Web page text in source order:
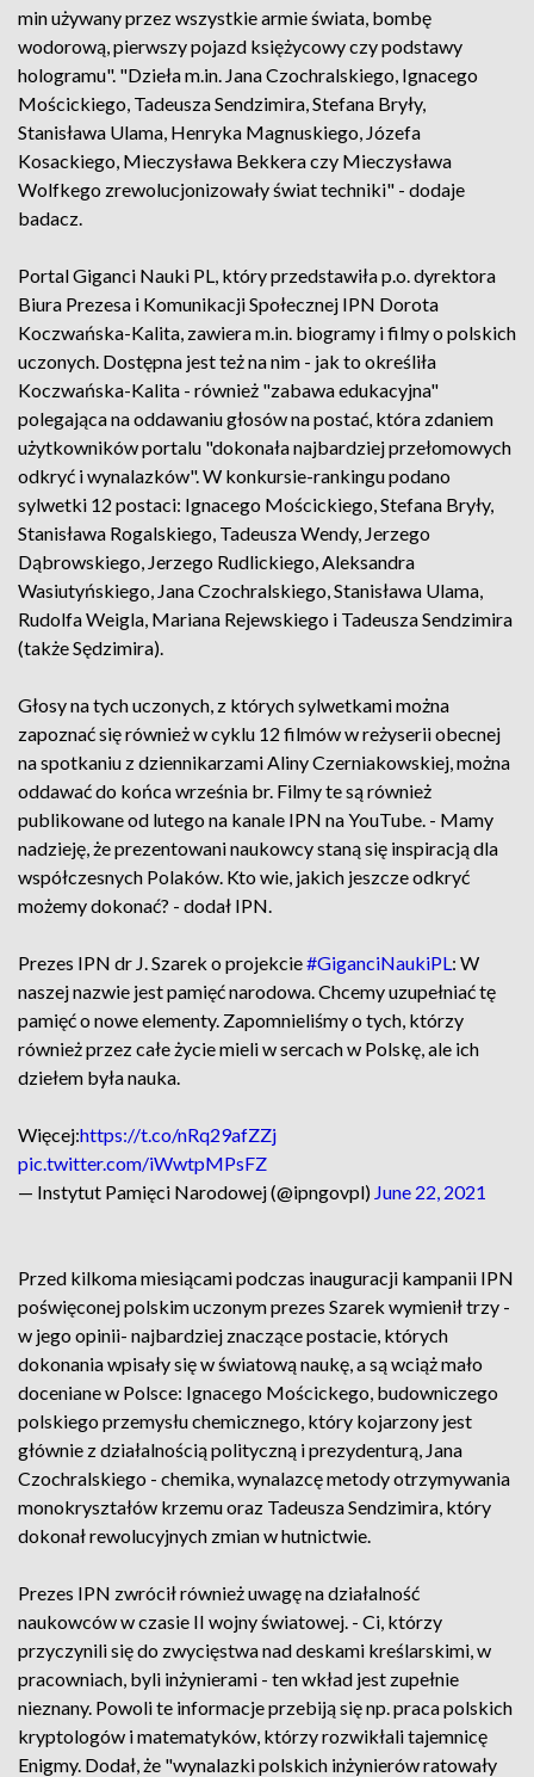
min używany przez wszystkie armie świata, bombę
wodorową, pierwszy pojazd księżycowy czy podstawy
hologramu". "Dzieła m.in. Jana Czochralskiego, Ignacego
Mościckiego, Tadeusza Sendzimira, Stefana Bryły,
Stanisława Ulama, Henryka Magnuskiego, Józefa
Kosackiego, Mieczysława Bekkera czy Mieczysława
Wolfkego zrewolucjonizowały świat techniki" - dodaje
badacz.
Portal Giganci Nauki PL, który przedstawiła p.o. dyrektora
Biura Prezesa i Komunikacji Społecznej IPN Dorota
Koczwańska-Kalita, zawiera m.in. biogramy i filmy o polskich
uczonych. Dostępna jest też na nim - jak to określiła
Koczwańska-Kalita - również "zabawa edukacyjna"
polegająca na oddawaniu głosów na postać, która zdaniem
użytkowników portalu "dokonała najbardziej przełomowych
odkryć i wynalazków". W konkursie-rankingu podano
sylwetki 12 postaci: Ignacego Mościckiego, Stefana Bryły,
Stanisława Rogalskiego, Tadeusza Wendy, Jerzego
Dąbrowskiego, Jerzego Rudlickiego, Aleksandra
Wasiutyńskiego, Jana Czochralskiego, Stanisława Ulama,
Rudolfa Weigla, Mariana Rejewskiego i Tadeusza Sendzimira
(także Sędzimira).
Głosy na tych uczonych, z których sylwetkami można
zapoznać się również w cyklu 12 filmów w reżyserii obecnej
na spotkaniu z dziennikarzami Aliny Czerniakowskiej, można
oddawać do końca września br. Filmy te są również
publikowane od lutego na kanale IPN na YouTube. - Mamy
nadzieję, że prezentowani naukowcy staną się inspiracją dla
współczesnych Polaków. Kto wie, jakich jeszcze odkryć
możemy dokonać? - dodał IPN.
Prezes IPN dr J. Szarek o projekcie#GiganciNaukiPL: W
naszej nazwie jest pamięć narodowa. Chcemy uzupełniać tę
pamięć o nowe elementy. Zapomnieliśmy o tych, którzy
również przez całe życie mieli w sercach w Polskę, ale ich
dziełem była nauka.
Więcej:https://t.co/nRq29afZZj
pic.twitter.com/iWwtpMPsFZ
— Instytut Pamięci Narodowej (@ipngovpl) June 22, 2021
Przed kilkoma miesiącami podczas inauguracji kampanii IPN
poświęconej polskim uczonym prezes Szarek wymienił trzy -
w jego opinii- najbardziej znaczące postacie, których
dokonania wpisały się w światową naukę, a są wciąż mało
doceniane w Polsce: Ignacego Mościckego, budowniczego
polskiego przemysłu chemicznego, który kojarzony jest
głównie z działalnością polityczną i prezydenturą, Jana
Czochralskiego - chemika, wynalazcę metody otrzymywania
monokryształów krzemu oraz Tadeusza Sendzimira, który
dokonał rewolucyjnych zmian w hutnictwie.
Prezes IPN zwrócił również uwagę na działalność
naukowców w czasie II wojny światowej. - Ci, którzy
przyczynili się do zwycięstwa nad deskami kreślarskimi, w
pracowniach, byli inżynierami - ten wkład jest zupełnie
nieznany. Powoli te informacje przebiją się np. praca polskich
kryptologów i matematyków, którzy rozwikłali tajemnicę
Enigmy. Dodał, że "wynalazki polskich inżynierów ratowały